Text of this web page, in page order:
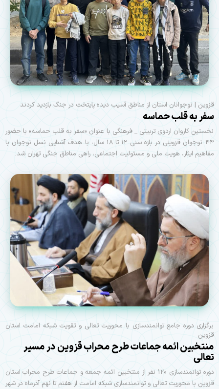
قزوین | نوجوانان استان از مناطق آسیب دیده پایتخت در جنگ بازدید کردند
سفر به قلب حماسه
نخستین کاروان اردوی تربیتی _ فرهنگی با عنوان «سفر به قلب حماسه» با حضور
۴۴ نوجوان قزوینی در بازه سنی ۱۲ تا ۱۸ سال، با هدف آشنایی نسل نوجوان با
مفاهیم ایثار، هویت ملی و مسئولیت اجتماعی، راهی مناطق جنگی تهران شد.
برگزاری دوره جامع توانمندسازی با محوریت تعالی و تقویت شبکه امامت استان
قزوین
منتخبین ائمه جماعات طرح محراب قزوین در مسیر
تعالی
دوره توانمندسازی ۱۲۰ نفر از منتخبین ائمه جمعه و جماعات طرح محراب استان
قزوین با محوریت تعالی و توانمندسازی شبکه امامت از هفتم تا نهم آذرماه در شهر